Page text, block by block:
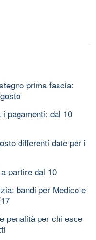
prima fascia:
pagamenti: dal 10
differenti date per i
partire dal 10
bandi per Medico e
penalità per chi esce